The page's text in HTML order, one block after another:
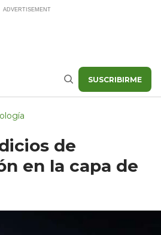
Buscar SUSCRIBIRME
de
en la capa de